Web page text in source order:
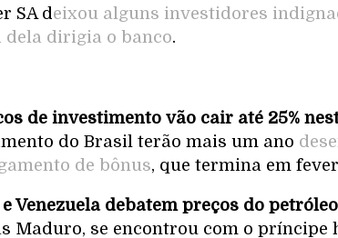
SA deixou alguns investidores
dela dirigia o banco.
de investimento vão cair até 25%
do Brasil terão mais um ano
de bônus, que termina em
Venezuela debatem preços do petróleo
Maduro, se encontrou com o príncipe